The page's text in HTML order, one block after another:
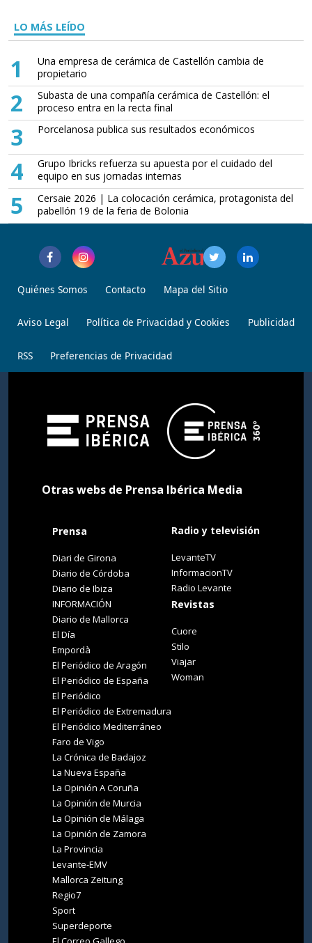
LO MÁS LEÍDO
1
Una empresa de cerámica de Castellón cambia de
propietario
2
Subasta de una compañía cerámica de Castellón: el
proceso entra en la recta final
3 Porcelanosa publica sus resultados económicos
4
Grupo Ibricks refuerza su apuesta por el cuidado del
equipo en sus jornadas internas
5
Cersaie 2026 | La colocación cerámica, protagonista del
pabellón 19 de la feria de Bolonia
Quiénes Somos Contacto Mapa del Sitio
Aviso Legal Política de Privacidad y Cookies Publicidad
RSS Preferencias de Privacidad
Otras webs de Prensa Ibérica Media
Prensa
Diari de Girona
Diario de Córdoba
Diario de Ibiza
INFORMACIÓN
Diario de Mallorca
El Día
Empordà
El Periódico de Aragón
El Periódico de España
El Periódico
El Periódico de Extremadura
El Periódico Mediterráneo
Faro de Vigo
La Crónica de Badajoz
La Nueva España
La Opinión A Coruña
La Opinión de Murcia
La Opinión de Málaga
La Opinión de Zamora
La Provincia
Levante-EMV
Mallorca Zeitung
Regio7
Sport
Superdeporte
Radio y televisión
LevanteTV
InformacionTV
Radio Levante
Revistas
Cuore
Stilo
Viajar
Woman